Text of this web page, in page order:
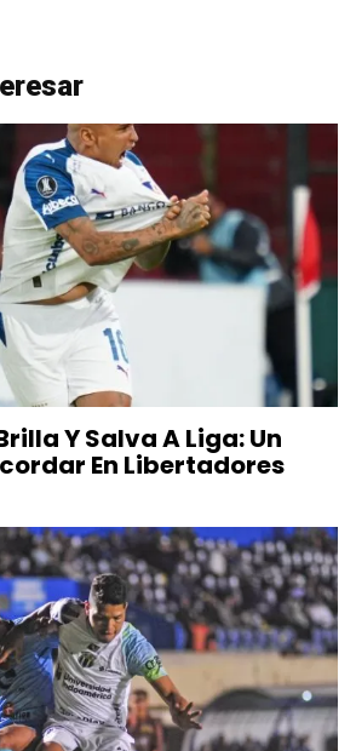
Y Salva A Liga: Un
En Libertadores